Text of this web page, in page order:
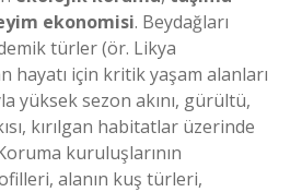
ekonomisi. Beydağları
türler (ör. Likya
hayatı için kritik yaşam alanları
yüksek sezon akını, gürültü,
kırılgan habitatlar üzerinde
kuruluşlarının
alanın kuş türleri,